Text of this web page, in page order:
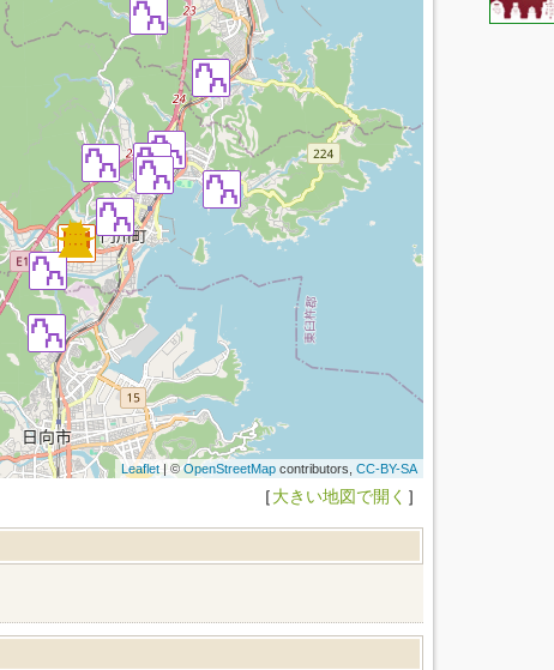
Leaflet| ©OpenStreetMapcontributors, CC-BY-SA
［大きい地図で開く ］